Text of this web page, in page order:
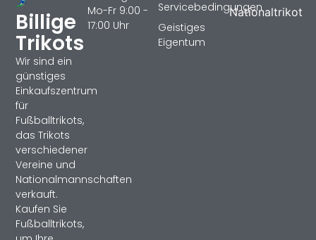
Billige
Trikots
Wir sind ein
günstiges
Einkaufszentrum
für
Fußballtrikots,
das Trikots
verschiedener
Vereine und
Nationalmannschaften
verkauft.
Kaufen Sie
Fußballtrikots,
Nationaltrikot
Servicebedingungen
Geistiges
Eigentum
Mo-Fr 9:00 -
17:00 Uhr